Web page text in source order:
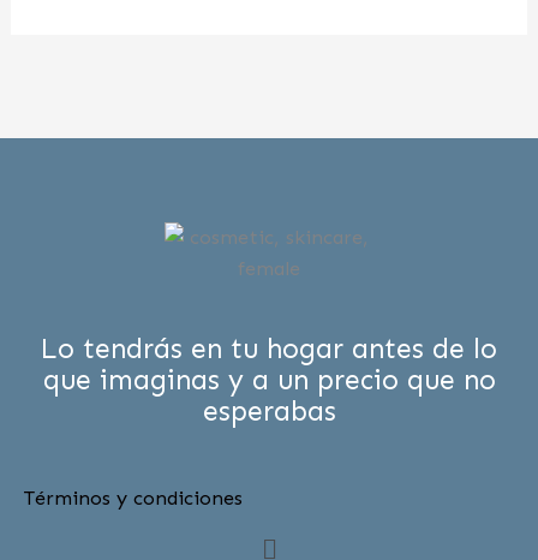
Lo tendrás en tu hogar antes de lo
que imaginas y a un precio que no
esperabas
Términos y condiciones
Menú